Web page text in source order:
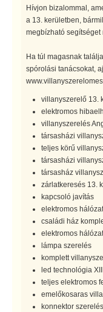
Hívjon bizalommal,
a 13. kerületben,
megbízható segítséget
Ha túl magasnak
spórolási tanácsokat,
villanyszerelő 13.
elektromos
villanyszerelés
társasházi
teljes körű
társasházi
társasház
zárlatkeresés 13.
kapcsoló javítás
elektromos
családi ház
elektromos
lámpa szerelés
komplett
led technológia
teljes elektromos
emelőkosaras
konnektor szerelés